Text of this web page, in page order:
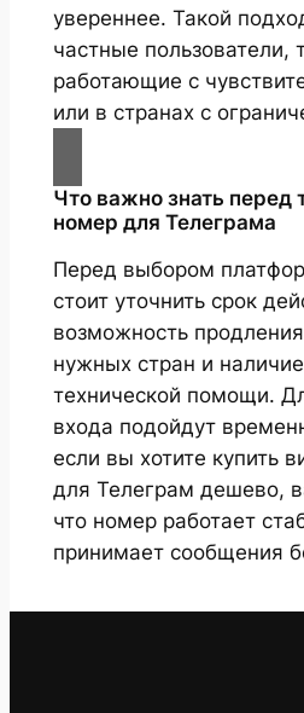
увереннее. Такой
частные пользователи,
работающие с
или в странах с
Что важно знать перед
номер для Телеграма
Перед выбором
стоит уточнить срок
возможность
нужных стран и
технической помощи.
входа подойдут
если вы хотите купить
для Телеграм дешево,
что номер работает
принимает сообщения